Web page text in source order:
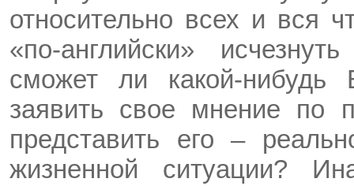
относительно всех и вся
«по-английски»
сможет ли какой-нибудь
заявить свое мнение по
представить его –
жизненной ситуации?